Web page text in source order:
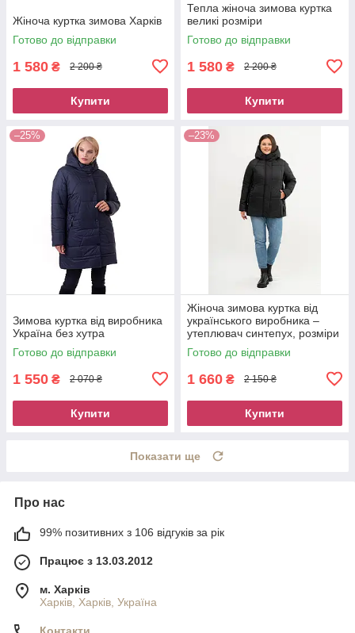
Жіноча куртка зимова Харків
Готово до відправки
1 580 ₴ 2 200 ₴
Купити
Тепла жіноча зимова куртка
великі розміри
Готово до відправки
1 580 ₴ 2 200 ₴
Купити
–25%
Зимова куртка від виробника
Україна без хутра
Готово до відправки
1 550 ₴ 2 070 ₴
Купити
–23%
Жіноча зимова куртка від
українського виробника –
утеплювач синтепух, розміри
50–60
Готово до відправки
1 660 ₴ 2 150 ₴
Купити
Показати ще
Про нас
99% позитивних з 106 відгуків за рік
Працює з 13.03.2012
м. Харків
Харків, Харків, Україна